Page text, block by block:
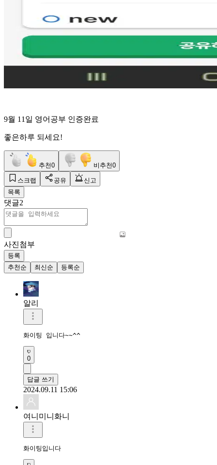
9월 11일 영어공부 인증완료
좋은하루 되세요!
추천0 비추천0
스크랩 공유
신고
목록
댓글2
사진첨부
등록
추천순
최신순 등록순
알리
화이팅 입니다~~^^
0
답글 쓰기
2024.09.11 15:06
여니미니화니
화이팅입니다